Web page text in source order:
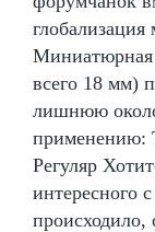
Миниатюрная
всего 18 мм)
лишнюю
применению:
Регуляр
интересного